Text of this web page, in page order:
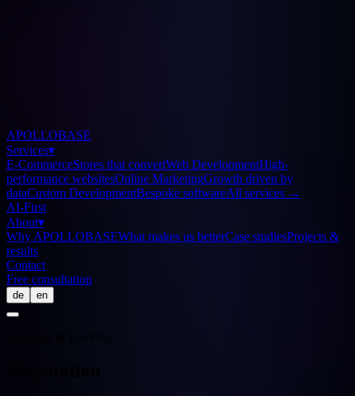
APOLLOBASE
Services▾
E-CommerceStores that convertWeb DevelopmentHigh-
performance websitesOnline MarketingGrowth driven by
dataCustom DevelopmentBespoke softwareAll services →
AI-First
About▾
Why APOLLOBASEWhat makes us betterCase studiesProjects &
results
Contact
Free consultation
de en